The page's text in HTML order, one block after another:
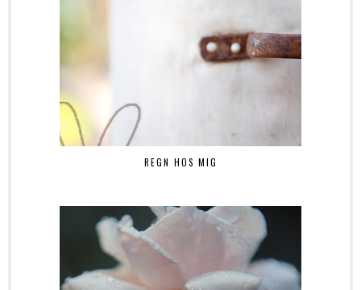
REGN HOS MIG